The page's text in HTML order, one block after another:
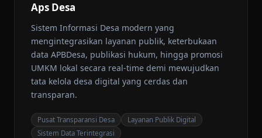
Aps Desa
Sistem Informasi Desa modern yang
mengintegrasikan layanan publik, keterbukaan
data APBDesa, publikasi hukum, hingga promosi
UMKM lokal secara real-time demi mewujudkan
tata kelola desa digital yang cerdas dan
transparan.
Pusat Transparansi Desa
Layanan Publik Digital
Sistem Data Terintegrasi